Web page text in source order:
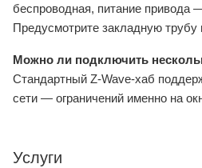
беспроводная, питание привода
Предусмотрите закладную трубу
Можно ли подключить
Стандартный Z-Wave-хаб
сети — ограничений именно на
Услуги